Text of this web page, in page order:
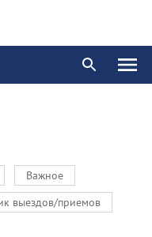
Важное
выездов/приемов